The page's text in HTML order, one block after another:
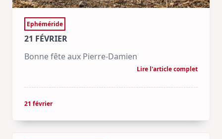
Ephéméride
21 FÉVRIER
Bonne fête aux Pierre-Damien
Lire l'article complet
21 février